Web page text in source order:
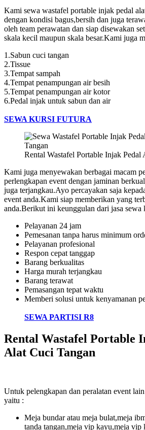
Kami sewa wastafel portable injak pedal
dengan kondisi bagus,bersih dan juga
oleh team perawatan dan siap disewakan
skala kecil maupun skala besar.Kami juga
1.Sabun cuci tangan
2.Tissue
3.Tempat sampah
4.Tempat penampungan air besih
5.Tempat penampungan air kotor
6.Pedal injak untuk sabun dan air
SEWA KURSI FUTURA
Rental Wastafel Portable Injak Pedal
Kami juga menyewakan berbagai macam
perlengkapan event dengan jaminan
juga terjangkau.Ayo percayakan saja
event anda.Kami siap memberikan yang
anda.Berikut ini keunggulan dari jasa sewa
Pelayanan 24 jam
Pemesanan tanpa harus minimum
Pelayanan profesional
Respon cepat tanggap
Barang berkualitas
Harga murah terjangkau
Barang terawat
Pemasangan tepat waktu
Memberi solusi untuk kenyamanan
SEWA PARTISI R8
Rental Wastafel Portable
Alat Cuci Tangan
Untuk pelengkapan dan peralatan event
yaitu :
Meja bundar atau meja bulat,meja
tanda tangan,meja vip kayu,meja vip